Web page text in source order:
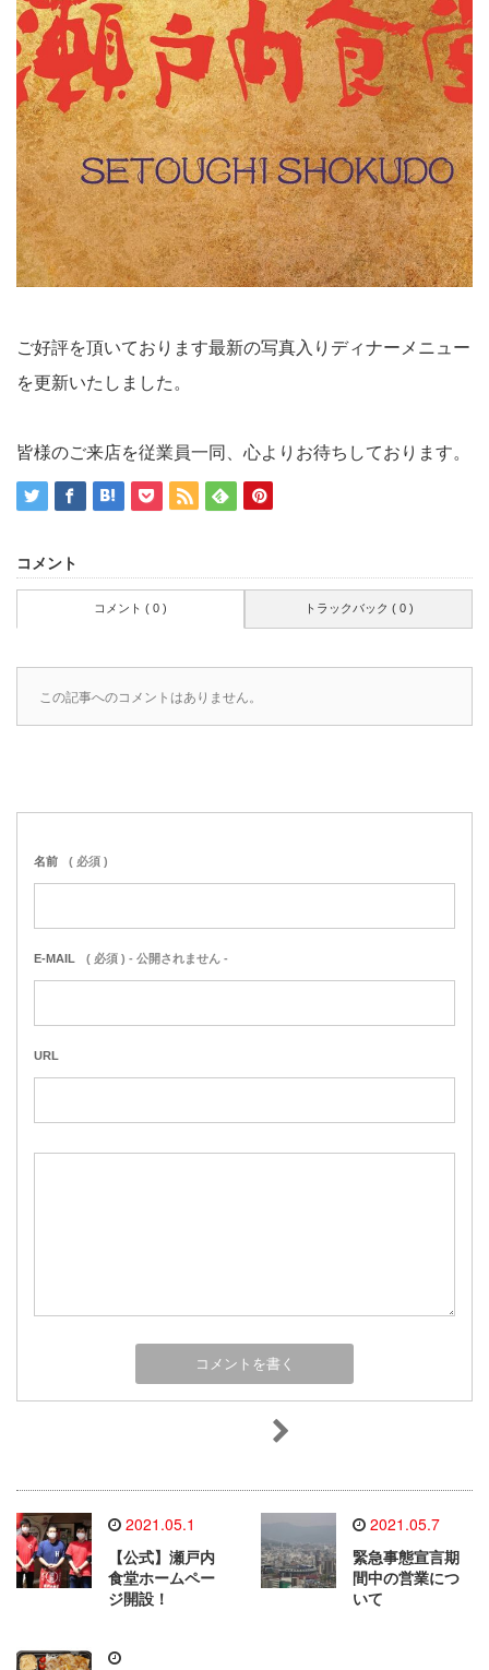
ご好評を頂いております最新の写真入りディナーメニュー
を更新いたしました。
皆様のご来店を従業員一同、心よりお待ちしております。
コメント
コメント ( 0 ) トラックバック ( 0 )
この記事へのコメントはありません。
名前 ( 必須 )
E-MAIL ( 必須 ) - 公開されません -
URL
2021.05.1
【公式】瀬戸内
食堂ホームペー
ジ開設！
2021.05.7
緊急事態宣言期
間中の営業につ
いて